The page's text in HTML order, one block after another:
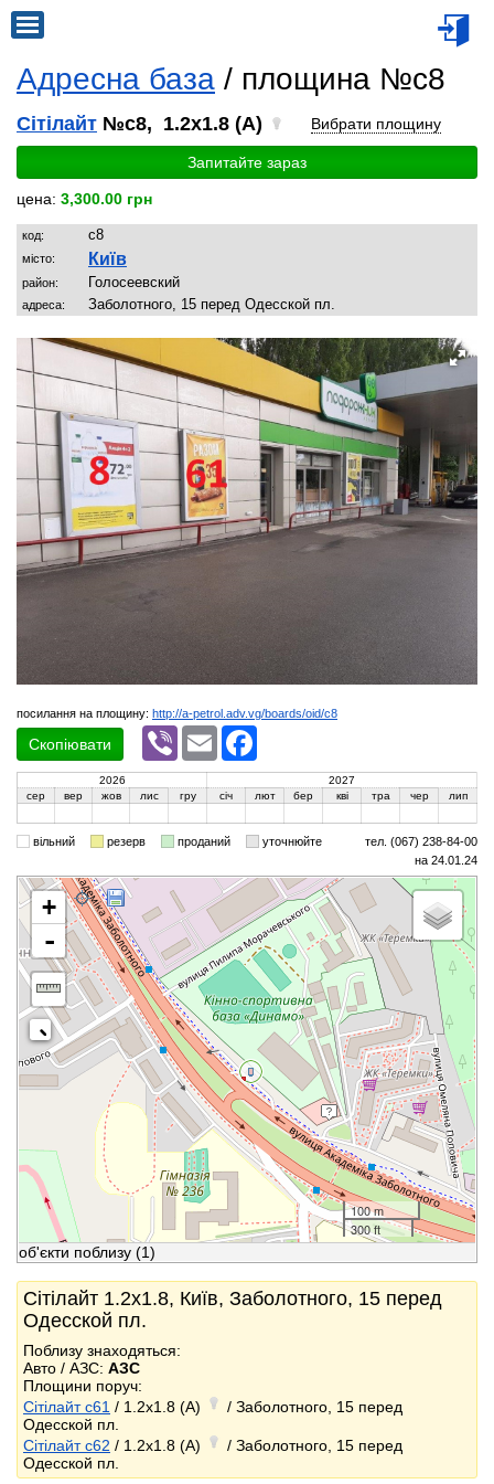
Адресна база / площина №c8
Сітілайт №c8, 1.2x1.8 (A) Вибрати площину
Запитайте зараз
цена: 3,300.00 грн
код: c8
місто: Київ
район: Голосеевский
адреса: Заболотного, 15 перед Одесской пл.
посилання на площину: http://a-petrol.adv.vg/boards/oid/c8
Скопіювати
Viber Email
2026
2027
сер
вер жов лис гру січ лют бер кві тра чер лип
вільний резерв проданий уточнюйте
тел. (067) 238-84-00
на 24.01.24
+
-
100 m
300 ft
об'єкти поблизу (1)
Сітілайт 1.2x1.8, Київ, Заболотного, 15 перед
Одесской пл.
Поблизу знаходяться:
Авто / АЗС: АЗС
Площини поруч:
Сітілайт c61 / 1.2x1.8 (A)
/ Заболотного, 15 перед
Одесской пл.
Сітілайт c62 / 1.2x1.8 (A)
/ Заболотного, 15 перед
Одесской пл.